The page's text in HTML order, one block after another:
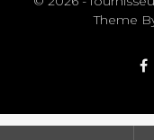
Theme